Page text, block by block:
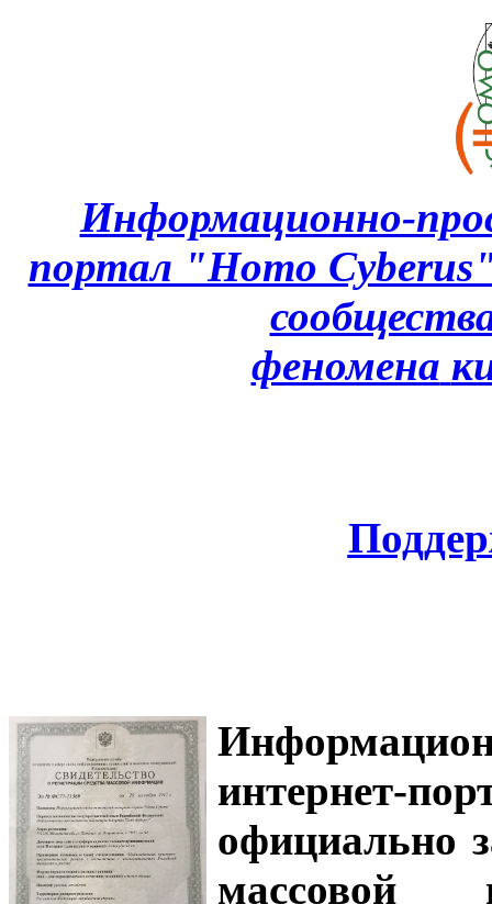
Информационно-
портал "Homo
феномена
интернет-
официально